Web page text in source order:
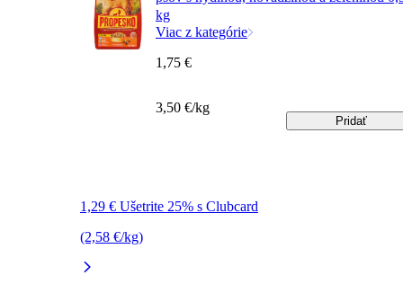
kg
Viac z kategórie
1,29 € Ušetrite 25% s Clubcard
(2,58 €/kg)
1,75 €
3,50 €/kg
Pridať